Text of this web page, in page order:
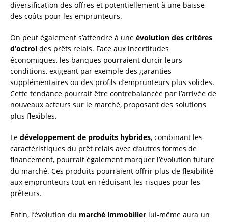
diversification des offres et potentiellement à une baisse
des coûts pour les emprunteurs.
On peut également s’attendre à une évolution des critères
d’octroi des prêts relais. Face aux incertitudes
économiques, les banques pourraient durcir leurs
conditions, exigeant par exemple des garanties
supplémentaires ou des profils d’emprunteurs plus solides.
Cette tendance pourrait être contrebalancée par l’arrivée de
nouveaux acteurs sur le marché, proposant des solutions
plus flexibles.
Le développement de produits hybrides, combinant les
caractéristiques du prêt relais avec d’autres formes de
financement, pourrait également marquer l’évolution future
du marché. Ces produits pourraient offrir plus de flexibilité
aux emprunteurs tout en réduisant les risques pour les
prêteurs.
Enfin, l’évolution du marché immobilier lui-même aura un